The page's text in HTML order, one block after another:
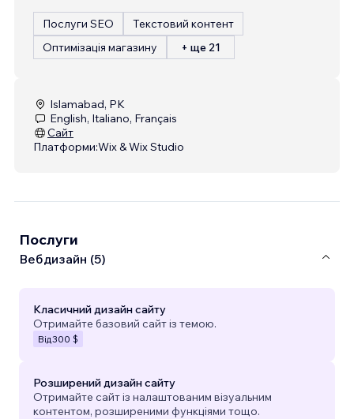
Послуги SEO
Текстовий контент
Оптимізація магазину
+ ще 21
Islamabad, PK
English, Italiano, Français
Сайт
Платформи:Wix & Wix Studio
Послуги
Вебдизайн (5)
Класичний дизайн сайту
Отримайте базовий сайт із темою.
Від300 $
Розширений дизайн сайту
Отримайте сайт із налаштованим візуальним
контентом, розширеними функціями тощо.